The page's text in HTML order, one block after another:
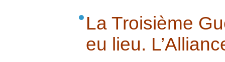
La Troisième
eu lieu.